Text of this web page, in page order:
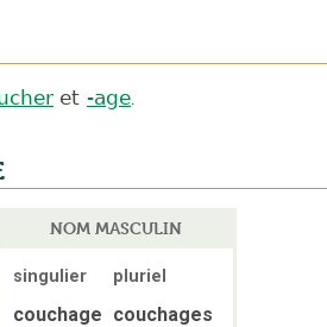
et -age.
NOM MASCULIN
singulier pluriel
couchage couchages